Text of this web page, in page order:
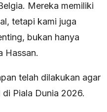
Mereka memiliki
tetapi kami juga
bukan hanya
Hassan.
telah dilakukan agar
Piala Dunia 2026.